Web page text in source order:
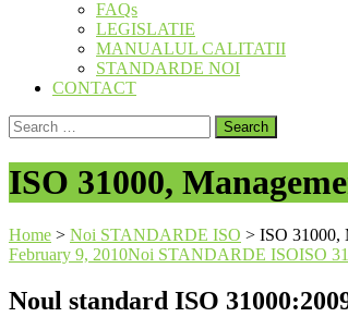
FAQs
LEGISLATIE
MANUALUL CALITATII
STANDARDE NOI
CONTACT
Search
for:
ISO 31000,
Home > Noi STANDARDE ISO > ISO 31000,
February 9, 2010Noi STANDARDE ISOISO
Noul standard ISO